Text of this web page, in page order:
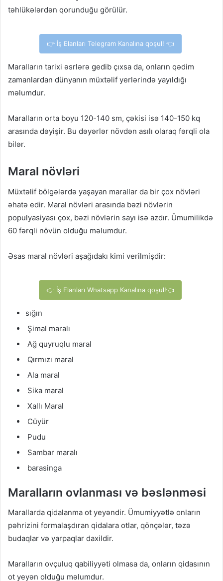
təhlükələrdən qorunduğu görülür.
👉 İş Elanları Telegram Kanalına qoşul! 👈
Maralların tarixi əsrlərə gedib çıxsa da, onların qədim
zamanlardan dünyanın müxtəlif yerlərində yayıldığı
məlumdur.
Maralların orta boyu 120-140 sm, çəkisi isə 140-150 kq
arasında dəyişir. Bu dəyərlər növdən asılı olaraq fərqli ola
bilər.
Maral növləri
Müxtəlif bölgələrdə yaşayan marallar da bir çox növləri
əhatə edir. Maral növləri arasında bəzi növlərin
populyasiyası çox, bəzi növlərin sayı isə azdır. Ümumilikdə
60 fərqli növün olduğu məlumdur.
Əsas maral növləri aşağıdakı kimi verilmişdir:
👉 İş Elanları Whatsapp Kanalına qoşul!👈
sığın
Şimal maralı
Ağ quyruqlu maral
Qırmızı maral
Ala maral
Sika maral
Xallı Maral
Cüyür
Pudu
Sambar maralı
barasinga
Maralların ovlanması və bəslənməsi
Marallarda qidalanma ot yeyəndir. Ümumiyyətlə onların
pəhrizini formalaşdıran qidalara otlar, qönçələr, təzə
budaqlar və yarpaqlar daxildir.
Maralların ovçuluq qabiliyyəti olmasa da, onların qidasının
ot yeyən olduğu məlumdur.